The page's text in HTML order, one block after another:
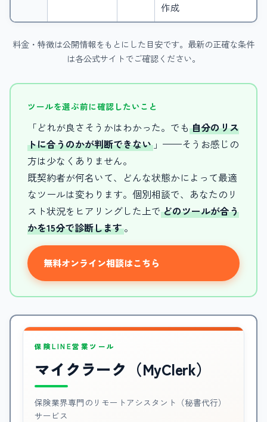
作成
料金・特徴は公開情報をもとにした目安です。最新の正確な条件
は各公式サイトでご確認ください。
ツールを選ぶ前に確認したいこと
「どれが良さそうかはわかった。でも自分のリス
トに合うのかが判断できない」——そうお感じの
方は少なくありません。
既契約者が何名いて、どんな状態かによって最適
なツールは変わります。個別相談で、あなたのリ
スト状況をヒアリングした上でどのツールが合う
かを15分で診断します。
無料オンライン相談はこちら
保険LINE営業ツール
マイクラーク（MyClerk）
保険業界専門のリモートアシスタント（秘書代行）
サービス